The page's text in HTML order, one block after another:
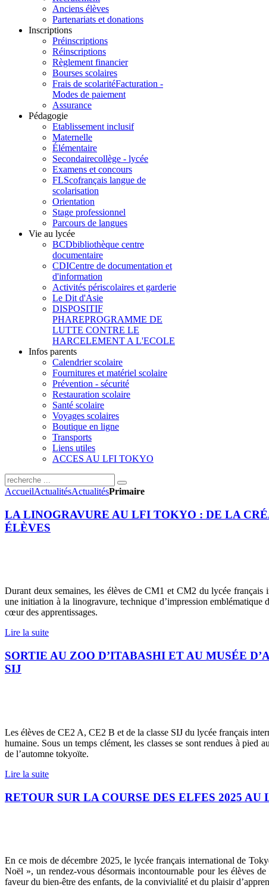
Anciens élèves
Partenariats et donations
Inscriptions
Préinscriptions
Réinscriptions
Règlement financier
Bourses scolaires
Frais de scolaritéFacturation -
Modes de paiement
Assurance
Pédagogie
Etablissement inclusif
Maternelle
Élémentaire
Secondairecollège - lycée
Examens et concours
FLScofrançais langue de
scolarisation
Orientation
Stage professionnel
Parcours de langues
Vie au lycée
BCDbibliothèque centre
documentaire
CDICentre de documentation et
d'information
Activités périscolaires et garderie
Le Dit d'Asie
DISPOSITIF
PHAREPROGRAMME DE
LUTTE CONTRE LE
HARCELEMENT A L'ECOLE
Infos parents
Calendrier scolaire
Fournitures et matériel scolaire
Prévention - sécurité
Restauration scolaire
Santé scolaire
Voyages scolaires
Boutique en ligne
Transports
Liens utiles
ACCES AU LFI TOKYO
AccueilActualitésActualitésPrimaire
LA LINOGRAVURE AU LFI TOKYO : DE LA
ÉLÈVES
Durant deux semaines, les élèves de CM1 et CM2 du lycée
une initiation à la linogravure, technique d’impression
cœur des apprentissages.
Lire la suite
SORTIE AU ZOO D’ITABASHI ET AU MUSÉE
SIJ
Les élèves de CE2 A, CE2 B et de la classe SIJ du lycée français
humaine. Sous un temps clément, les classes se sont rendues à pied
de l’automne tokyoïte.
Lire la suite
RETOUR SUR LA COURSE DES ELFES 2025 AU
En ce mois de décembre 2025, le lycée français international de
Noël », un rendez-vous désormais incontournable pour les élèves
faveur du bien-être des enfants, de la convivialité et du plaisir